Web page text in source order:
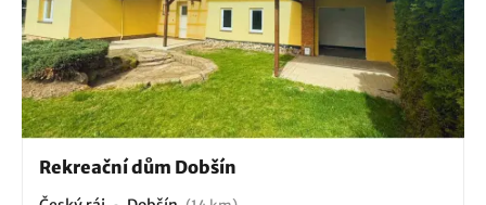
Rekreační dům Dobšín